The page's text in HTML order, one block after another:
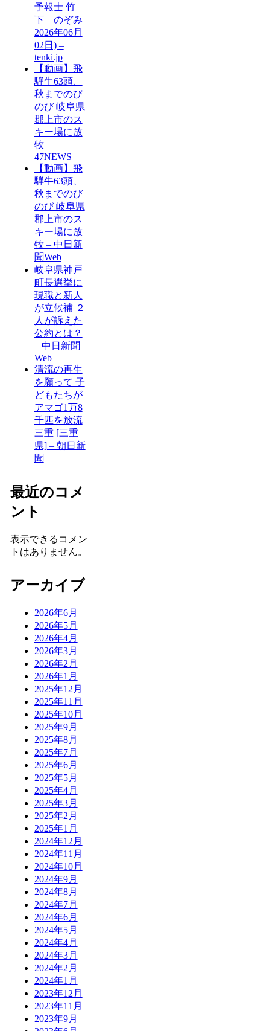
予報士 竹
下 のぞみ
2026年06月
02日) –
tenki.jp
【動画】飛
騨牛63頭、
秋までのび
のび 岐阜県
郡上市のス
キー場に放
牧 –
47NEWS
【動画】飛
騨牛63頭、
秋までのび
のび 岐阜県
郡上市のス
キー場に放
牧 – 中日新
聞Web
岐阜県神戸
町長選挙に
現職と新人
が立候補 ２
人が訴えた
公約とは？
– 中日新聞
Web
清流の再生
を願って 子
どもたちが
アマゴ1万8
千匹を放流
三重 [三重
県] – 朝日新
聞
最近のコメ
ント
表示できるコメン
トはありません。
アーカイブ
2026年6月
2026年5月
2026年4月
2026年3月
2026年2月
2026年1月
2025年12月
2025年11月
2025年10月
2025年9月
2025年8月
2025年7月
2025年6月
2025年5月
2025年4月
2025年3月
2025年2月
2025年1月
2024年12月
2024年11月
2024年10月
2024年9月
2024年8月
2024年7月
2024年6月
2024年5月
2024年4月
2024年3月
2024年2月
2024年1月
2023年12月
2023年11月
2023年9月